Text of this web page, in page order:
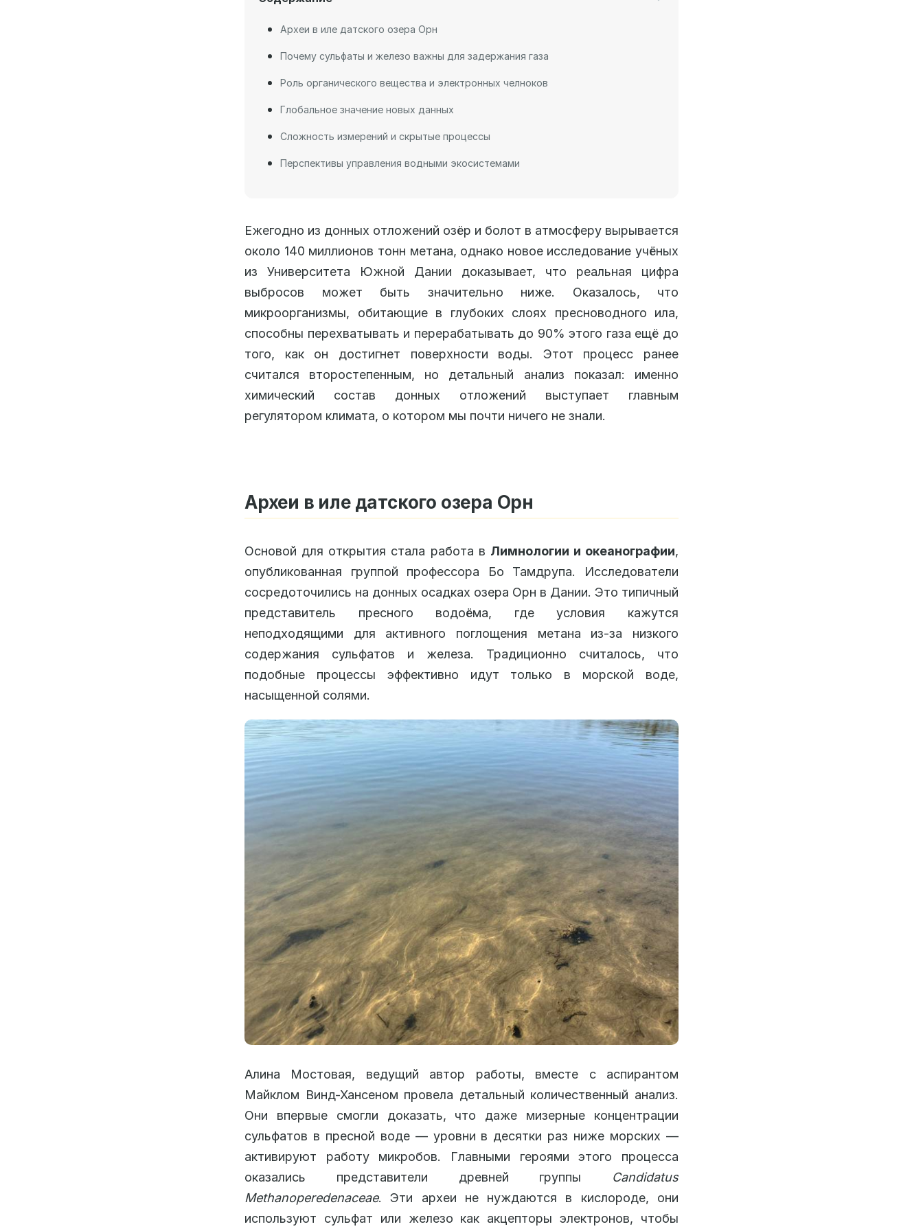
Археи в иле датского озера Орн
Почему сульфаты и железо важны для задержания газа
Роль органического вещества и электронных челноков
Глобальное значение новых данных
Сложность измерений и скрытые процессы
Перспективы управления водными экосистемами
Ежегодно из донных отложений озёр и болот в атмосферу вырывается
около 140 миллионов тонн метана, однако новое исследование учёных
из Университета Южной Дании доказывает, что реальная цифра
выбросов может быть значительно ниже. Оказалось, что
микроорганизмы, обитающие в глубоких слоях пресноводного ила,
способны перехватывать и перерабатывать до 90% этого газа ещё до
того, как он достигнет поверхности воды. Этот процесс ранее
считался второстепенным, но детальный анализ показал: именно
химический состав донных отложений выступает главным
регулятором климата, о котором мы почти ничего не знали.
Археи в иле датского озера Орн
Основой для открытия стала работа в Лимнологии и океанографии,
опубликованная группой профессора Бо Тамдрупа. Исследователи
сосредоточились на донных осадках озера Орн в Дании. Это типичный
представитель пресного водоёма, где условия кажутся
неподходящими для активного поглощения метана из-за низкого
содержания сульфатов и железа. Традиционно считалось, что
подобные процессы эффективно идут только в морской воде,
насыщенной солями.
Алина Мостовая, ведущий автор работы, вместе с аспирантом
Майклом Винд-Хансеном провела детальный количественный анализ.
Они впервые смогли доказать, что даже мизерные концентрации
сульфатов в пресной воде — уровни в десятки раз ниже морских —
активируют работу микробов. Главными героями этого процесса
оказались представители древней группы Candidatus
Methanoperedenaceae. Эти археи не нуждаются в кислороде, они
используют сульфат или железо как акцепторы электронов, чтобы